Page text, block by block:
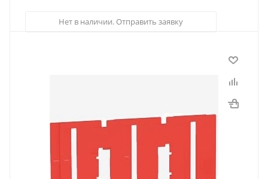
Нет в наличии. Отправить заявку